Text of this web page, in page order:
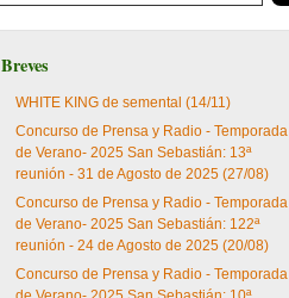
Breves
WHITE KING de semental (14/11)
Concurso de Prensa y Radio - Temporada
de Verano- 2025 San Sebastián: 13ª
reunión - 31 de Agosto de 2025 (27/08)
Concurso de Prensa y Radio - Temporada
de Verano- 2025 San Sebastián: 122ª
reunión - 24 de Agosto de 2025 (20/08)
Concurso de Prensa y Radio - Temporada